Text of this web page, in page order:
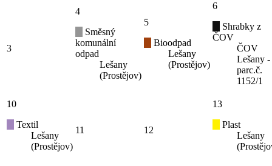
3
4
Směsný
komunální
odpad
Lešany
(Prostějov)
5
Bioodpad
Lešany
(Prostějov)
6
Shrabky z
ČOV
ČOV
Lešany -
parc.č.
1152/1
10
Textil
Lešany
(Prostějov)
11 12
13
Plast
Lešany